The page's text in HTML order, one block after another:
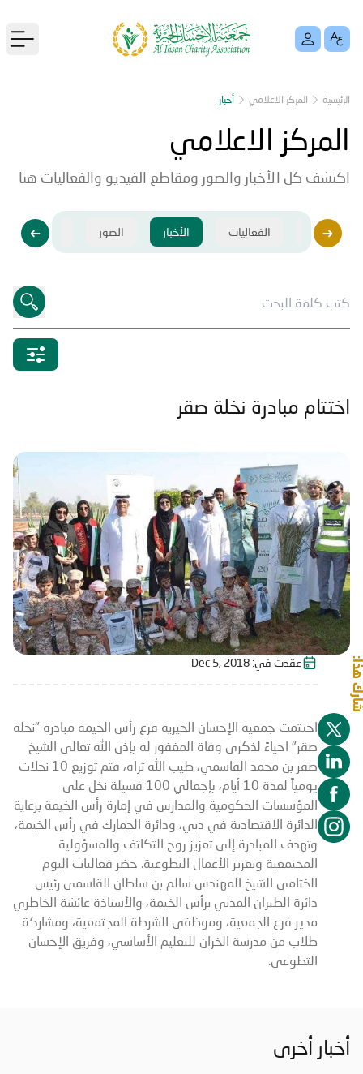
الرئيسية المركز الاعلامي أخبار
المركز الاعلامي
اكتشف كل الأخبار والصور ومقاطع الفيديو والفعاليات هنا
فيديو الفعاليات الأخبار الصور فيديو
اختتام مبادرة نخلة صقر
شارك هذا: عقدت في: Dec 5, 2018
اختتمت جمعية الإحسان الخيرية فرع رأس الخيمة مبادرة "نخلة
صقر" احياءً لذكرى وفاة المغفور له بإذن الله تعالى الشيخ
صقر بن محمد القاسمي، طيب الله ثراه، فتم توزيع 10 نخلات
يومياً لمدة 10 أيام، بإجمالي 100 فسيلة نخل على
المؤسسات الحكومية والمدارس في إمارة رأس الخيمة برعاية
الدائرة الاقتصادية في دبي، ودائرة الجمارك في رأس الخيمة،
وتهدف المبادرة إلى تعزيز روح التكاتف والمسؤولية
المجتمعية وتعزيز الأعمال التطوعية. حضر فعاليات اليوم
الختامي الشيخ المهندس سالم بن سلطان القاسمي رئيس
دائرة الطيران المدني برأس الخيمة، والأستاذة عائشة الخاطري
مدير فرع الجمعية، وموظفي الشرطة المجتمعية، ومشاركة
طلاب من مدرسة الخران للتعليم الأساسي، وفريق الإحسان
التطوعي.
أخبار أخرى